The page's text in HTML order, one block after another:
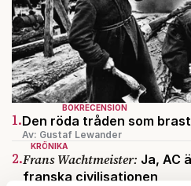
BOKRECENSION
1.Den röda tråden som brast
Av: Gustaf Lewander
KRÖNIKA
2.Frans Wachtmeister: Ja, AC
franska civilisationen